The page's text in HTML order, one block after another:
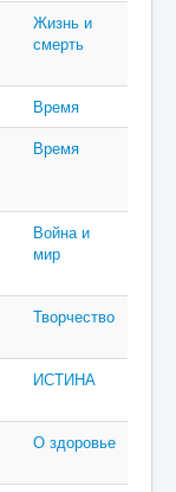
Жизнь и
смерть
Время
Время
Война и
мир
Творчество
ИСТИНА
О здоровье